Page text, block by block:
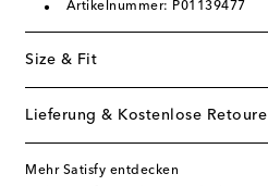
Artikelnummer: P01139477
Size & Fit
Lieferung & Kostenlose Retoure
Mehr Satisfy entdecken